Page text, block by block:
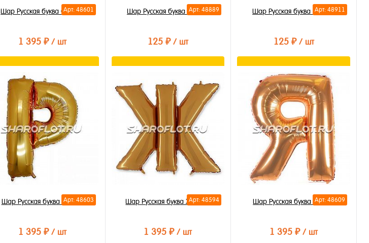
Арт: 48601
Шар Русская буква О 85см
1 395 ₽ / шт
Купить в 1 клик
В избранное
В наличии
Арт: 48889
Шар Русская буква Б 35см
125 ₽ / шт
Купить в 1 клик
В избранное
В наличии
Арт: 48911
Шар Русская буква Э 35см
125 ₽ / шт
В корзину
Купить в 1 клик
В избранное
В наличии
Арт: 48603
Шар Русская буква Р 85см
1 395 ₽ / шт
Арт: 48594
Шар Русская буква Ж 85см
1 395 ₽/ шт
Арт: 48609
Шар Русская буква Я 85см
1 395 ₽/ шт